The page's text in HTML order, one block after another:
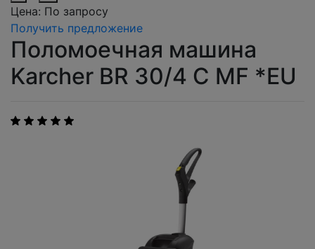
Цена: По запросу
Получить предложение
Поломоечная машина
Karcher BR 30/4 C MF *EU